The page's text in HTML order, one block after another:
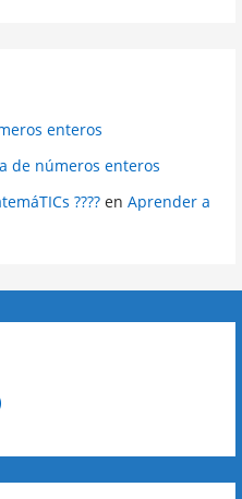
enteros
de números enteros
???? enAprender a